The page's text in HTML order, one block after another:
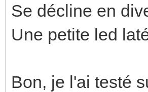
Se décline en
Une petite led
Bon, je l'ai testé